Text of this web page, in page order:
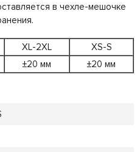
в чехле-мешочке
XL-2XL
XS-S
±20 мм ±20 мм